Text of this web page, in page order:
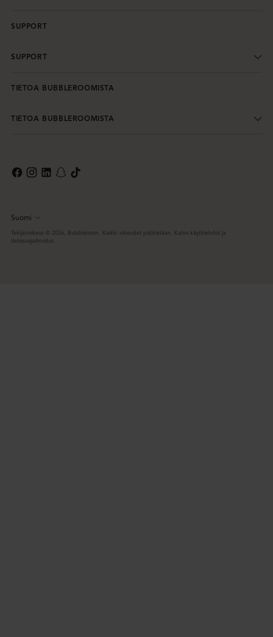
SUPPORT
SUPPORT
TIETOA BUBBLEROOMISTA
TIETOA BUBBLEROOMISTA
Kieli
Suomi
Tekijänoikeus © 2026, Bubbleroom. Kaikki oikeudet pidätetään. Katso käyttöehdot ja
tietosuojailmoitus.